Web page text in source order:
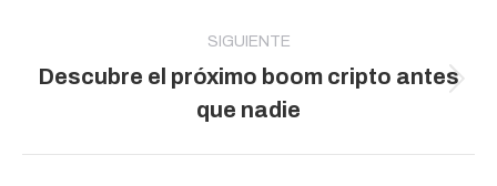
SIGUIENTE
Publicación
siguiente:
Descubre el próximo boom cripto antes
que nadie